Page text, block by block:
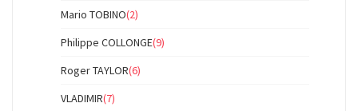
Mario TOBINO(2)
Philippe COLLONGE(9)
Roger TAYLOR(6)
VLADIMIR(7)